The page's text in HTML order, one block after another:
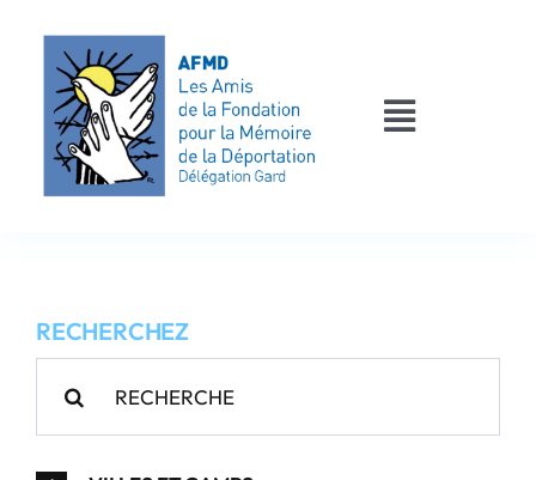
contenu
Toggle
AFMD 30
Les victimes
RECHERCHEZ